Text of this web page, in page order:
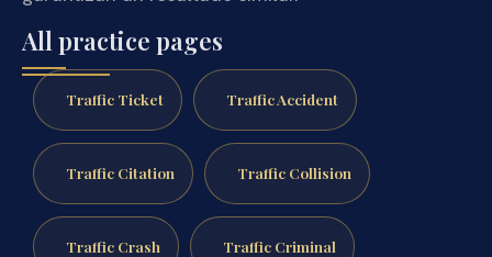
All practice pages
Traffic Ticket Traffic Accident
Traffic Citation Traffic Collision
Traffic Crash Traffic Criminal